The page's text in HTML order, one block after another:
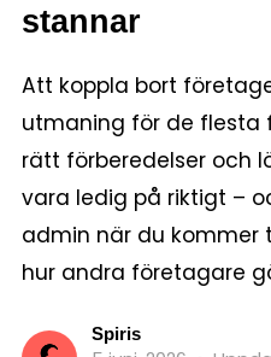
stannar
Att koppla bort
utmaning för de flesta
rätt förberedelser och
vara ledig på riktigt –
admin när du kommer
hur andra företagare
Spiris